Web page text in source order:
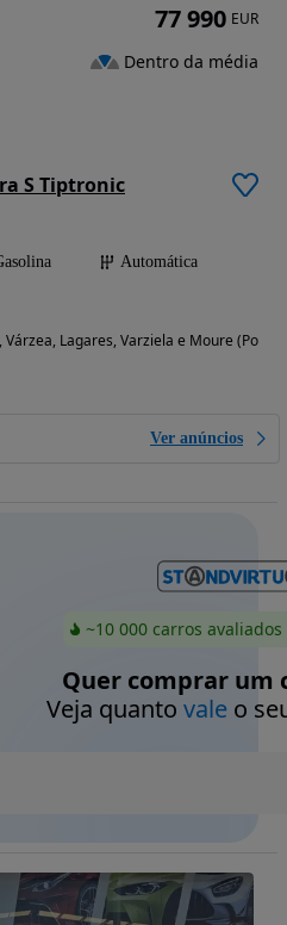
S Tiptronic
Automática
Lagares, Varziela e Moure (Porto)
Ver anúncios
77 990 EUR
Dentro da média
~10 000 carros
Quer comprar um
Veja quanto valeo